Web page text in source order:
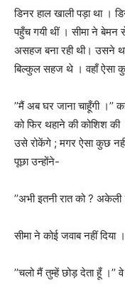
डिनर हाल खाली पड़ा था ।
पहुँच गयी थीं । सीमा ने
असहज बना रही थी। उसने
बिल्कुल सहज थे । वहाँ ऐसा
’’मैं अब घर जाना चाहूँगी ।’’
को फिर थहाने की कोशिश
उसे रोकेंगे ; मगर ऐसा कुछ
पूछा उन्होंने-
’’अभी इतनी रात को? अकेली
सीमा ने कोई जवाब नहीं दिया
’’चलो मैं तुम्हें छोड़ देता हूँ ।’’